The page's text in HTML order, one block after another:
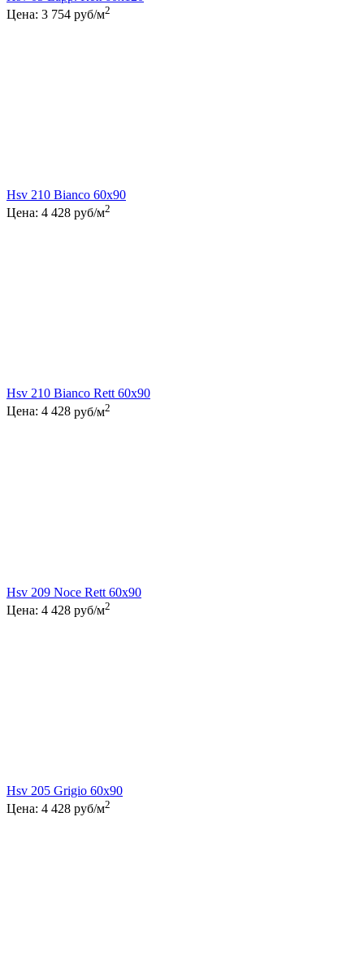
Цена: 3 754 руб/м2
Hsv 210 Bianco 60x90
Цена: 4 428 руб/м2
Hsv 210 Bianco Rett 60x90
Цена: 4 428 руб/м2
Hsv 209 Noce Rett 60x90
Цена: 4 428 руб/м2
Hsv 205 Grigio 60x90
Цена: 4 428 руб/м2